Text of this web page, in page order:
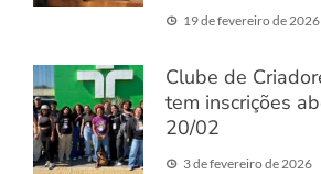
19 de fevereiro de 2026
Clube de
tem inscrições
20/02
3 de fevereiro de 2026